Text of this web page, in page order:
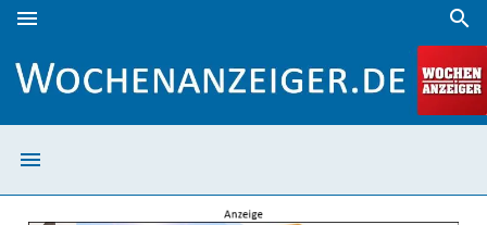
menu search
menu